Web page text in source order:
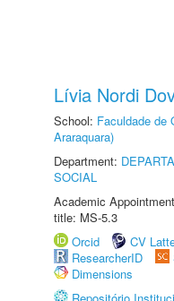
Lívia Nordi
School: Faculdade de
Araraquara)
Department:
SOCIAL
Academic
title: MS-5.3
Orcid
CV
ResearcherID
Dimensions